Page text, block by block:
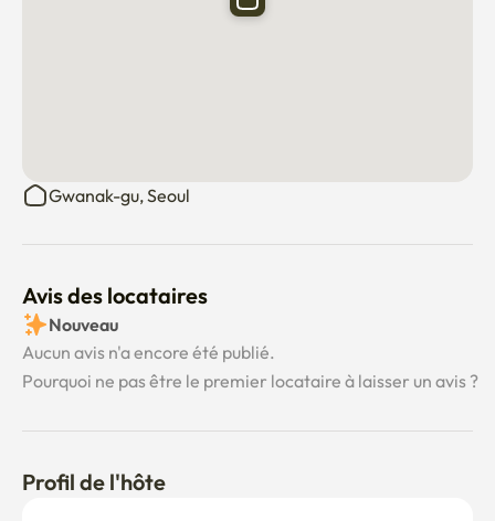
9. 🍳 Veuillez vous abstenir de cuisiner et de manger des
aliments à forte odeur, comme le poisson et la viande, à
Bienvenue à Mynest !
Gwanak-gu, Seoul
Avis des locataires
Nouveau
Aucun avis n'a encore été publié.
Pourquoi ne pas être le premier locataire à laisser un avis ?
Profil de l'hôte